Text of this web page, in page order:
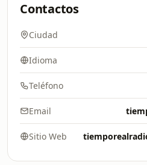
Contactos
Ciudad
Idioma
Teléfono
Email
Sitio Web